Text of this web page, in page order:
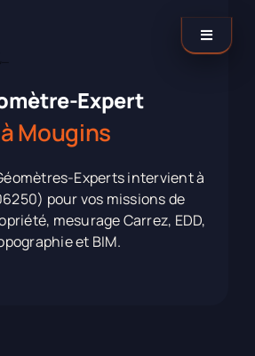
Toggle
Expert
à Mougins
Experts intervient à
pour vos missions de
mesurage Carrez, EDD,
et BIM.